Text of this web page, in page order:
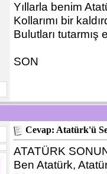
Yıllarla benim
Kollarımı bir
Bulutları tutarmış
SON
Cevap: Atatürk'ü
ATATÜRK
Ben Atatürk,